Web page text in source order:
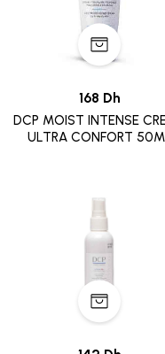
168 Dh
DCP MOIST INTENSE
ULTRA CONFORT